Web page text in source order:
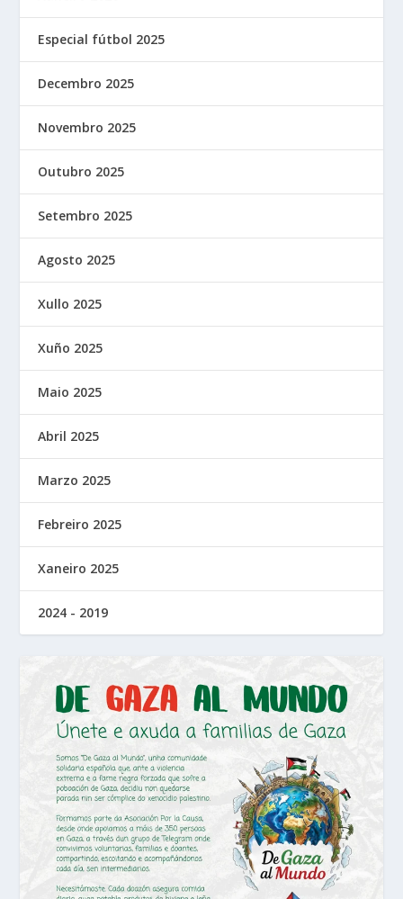
Especial fútbol 2025
Decembro 2025
Novembro 2025
Outubro 2025
Setembro 2025
Agosto 2025
Xullo 2025
Xuño 2025
Maio 2025
Abril 2025
Marzo 2025
Febreiro 2025
Xaneiro 2025
2024 - 2019